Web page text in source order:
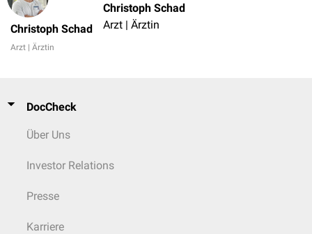
Christoph Schad
Arzt | Ärztin
Christoph Schad
Arzt | Ärztin
DocCheck
Über Uns
Investor Relations
Presse
Karriere